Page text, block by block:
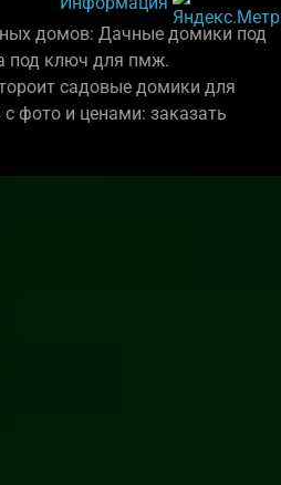
домов: Дачные домики под
под ключ для пмж.
садовые домики для
фото и ценами: заказать